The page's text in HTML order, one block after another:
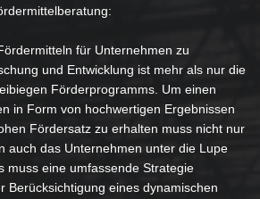
für Unternehmen zu
und Entwicklung ist mehr als nur die
Förderprogramms. Um einen
in Form von hochwertigen Ergebnissen
Fördersatz zu erhalten muss nicht nur
auch das Unternehmen unter die Lupe
muss eine umfassende Strategie
Berücksichtigung eines dynamischen